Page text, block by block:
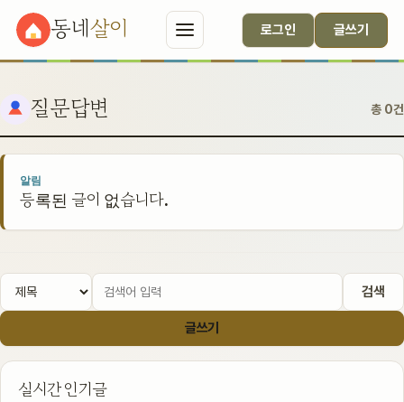
동네살이 로그인 글쓰기
질문답변 총 0건
알림
등록된 글이 없습니다.
검색
글쓰기
실시간 인기글